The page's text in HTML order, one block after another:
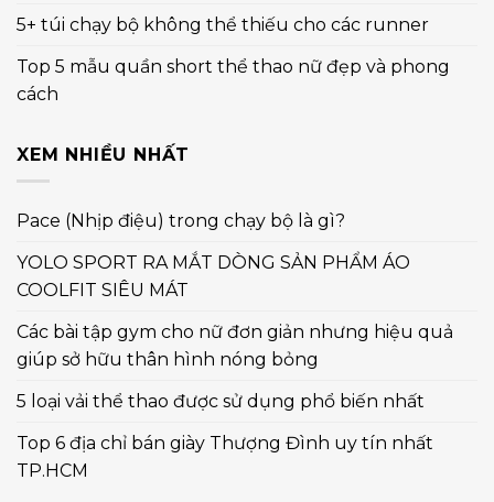
5+ túi chạy bộ không thể thiếu cho các runner
Top 5 mẫu quần short thể thao nữ đẹp và phong
cách
XEM NHIỀU NHẤT
Pace (Nhịp điệu) trong chạy bộ là gì?
YOLO SPORT RA MẮT DÒNG SẢN PHẨM ÁO
COOLFIT SIÊU MÁT
Các bài tập gym cho nữ đơn giản nhưng hiệu quả
giúp sở hữu thân hình nóng bỏng
5 loại vải thể thao được sử dụng phổ biến nhất
Top 6 địa chỉ bán giày Thượng Đình uy tín nhất
TP.HCM